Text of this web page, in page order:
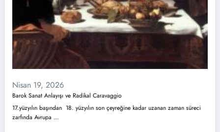
Nisan 19, 2026
Barok Sanat Anlayışı ve Radikal Caravaggio
17.yüzyılın başından 18. yüzyılın son çeyreğine kadar uzanan zaman süreci
zarfında Avrupa …